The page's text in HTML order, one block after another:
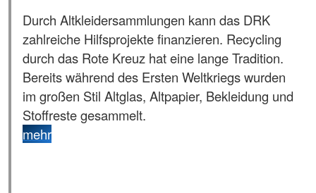
Durch Altkleidersammlungen kann das DRK
zahlreiche Hilfsprojekte finanzieren. Recycling
durch das Rote Kreuz hat eine lange Tradition.
Bereits während des Ersten Weltkriegs wurden
im großen Stil Altglas, Altpapier, Bekleidung und
Stoffreste gesammelt.
mehr